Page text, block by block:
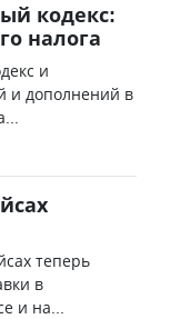
кодекс:
налога
и
и дополнений в
теперь
в
и на...